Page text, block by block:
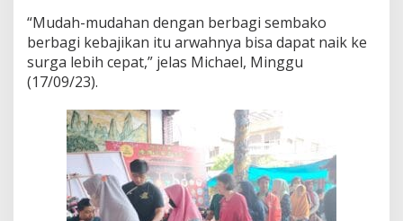
k
o
“Mudah-mudahan dengan berbagi sembako
berbagi kebajikan itu arwahnya bisa dapat naik ke
surga lebih cepat,” jelas Michael, Minggu
(17/09/23).